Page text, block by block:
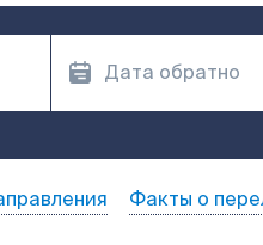
Факты о